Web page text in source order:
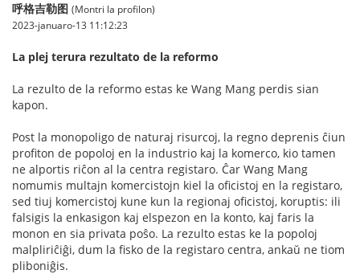
呼格吉勒图 (Montri la profilon)
2023-januaro-13 11:12:23
La plej terura rezultato de la reformo
La rezulto de la reformo estas ke Wang Mang perdis sian
kapon.
Post la monopoligo de naturaj risurcoj, la regno deprenis ĉiun
profiton de popoloj en la industrio kaj la komerco, kio tamen
ne alportis riĉon al la centra registaro. Ĉar Wang Mang
nomumis multajn komercistojn kiel la oficistoj en la registaro,
sed tiuj komercistoj kune kun la regionaj oficistoj, koruptis: ili
falsigis la enkasigon kaj elspezon en la konto, kaj faris la
monon en sia privata poŝo. La rezulto estas ke la popoloj
malpliriĉiĝi, dum la fisko de la registaro centra, ankaŭ ne tiom
pliboniĝis.